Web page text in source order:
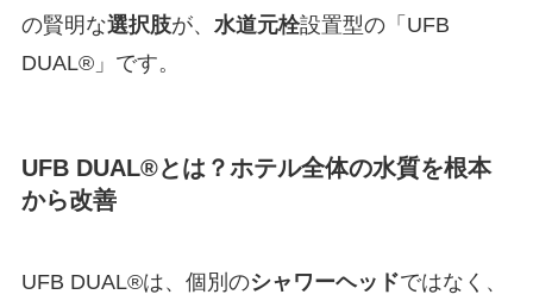
の賢明な選択肢が、 水道元栓設置型の「UFB
DUAL®」です。
UFB DUAL®とは？ホテル全体の水質を根本
から改善
UFB DUAL®は、個別のシャワーヘッドではなく、